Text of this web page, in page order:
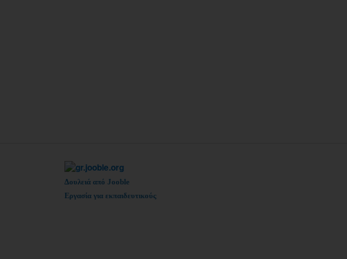
Δουλειά από Jooble
Εργασία για εκπαιδευτικούς